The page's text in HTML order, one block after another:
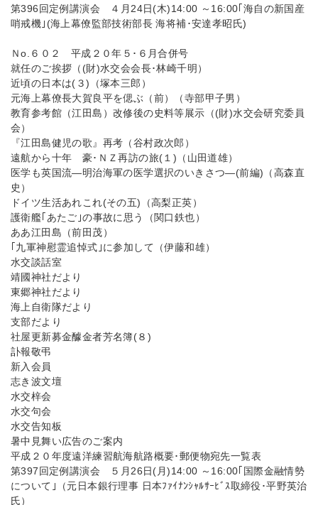
第396回定例講演会 ４月24日(木)14:00 ～16:00｢海自の新国産
哨戒機｣(海上幕僚監部技術部長 海将補･安達孝昭氏)
Ｎo.６０２ 平成２０年５･６月合併号
就任のご挨拶（(財)水交会会長･林崎千明）
近頃の日本は(３)（塚本三郎）
元海上幕僚長大賀良平を偲ぶ（前）（寺部甲子男）
教育参考館（江田島）改修後の史料等展示（(財)水交会研究委員
会）
『江田島健児の歌』再考（谷村政次郎）
遠航から十年 豪･ＮＺ再訪の旅(１)（山田道雄）
医学も英国流—明治海軍の医学選択のいきさつ—(前編)（高森直
史）
ドイツ生活あれこれ(その五)（高梨正英）
護衛艦｢あたご｣の事故に思う（関口鉄也）
ああ江田島（前田茂）
｢九軍神慰霊追悼式｣に参加して（伊藤和雄）
水交談話室
靖國神社だより
東郷神社だより
海上自衛隊だより
支部だより
社屋更新募金醵金者芳名簿(８)
訃報敬弔
新入会員
志き波文壇
水交梓会
水交句会
水交告知板
暑中見舞い広告のご案内
平成２０年度遠洋練習航海航路概要･郵便物宛先一覧表
第397回定例講演会 ５月26日(月)14:00 ～16:00｢国際金融情勢
について｣（元日本銀行理事 日本ﾌｧｲﾅﾝｼｬﾙｻｰﾋﾞｽ取締役･平野英治
氏）